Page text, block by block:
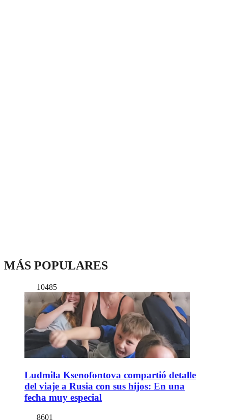
MÁS POPULARES
10485
Ludmila Ksenofontova compartió detalle
del viaje a Rusia con sus hijos: En una
fecha muy especial
8601